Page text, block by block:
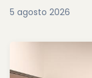
5 agosto 2026